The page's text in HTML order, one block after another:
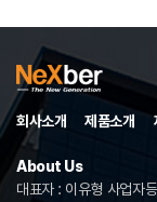
회사소개 제품소개
About Us
대표자 : 이유형 사업자